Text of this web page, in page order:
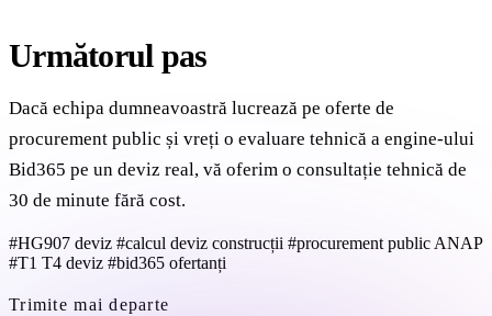
Următorul pas
Dacă echipa dumneavoastră lucrează pe oferte de
procurement public și vreți o evaluare tehnică a engine-ului
Bid365 pe un deviz real, vă oferim o consultație tehnică de
30 de minute fără cost.
#HG907 deviz #calcul deviz construcții #procurement public ANAP
#T1 T4 deviz #bid365 ofertanți
Trimite mai departe